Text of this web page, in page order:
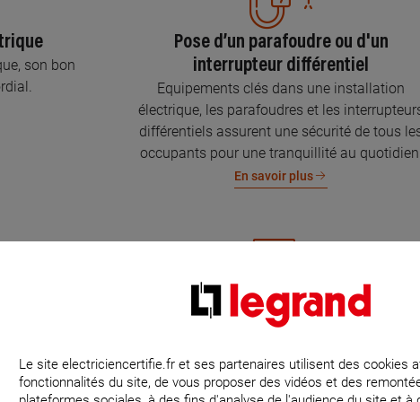
son bon
Pose d’un parafoudre ou d'un
interrupteur différentiel
Equipements clés dans une installation
électrique, les parafoudres et les
différentiels assurent une sécurité de tous
occupants pour une tranquillité au
En savoir plus
jour, c’est
par
Mise aux normes de l’installation
Parce que l’électricité implique la sécurité et
protection de votre famille et de vos biens,
Le site electriciencertifie.fr et ses partenaires utilisent des cookies
fonctionnalités du site, de vous proposer des vidéos et des